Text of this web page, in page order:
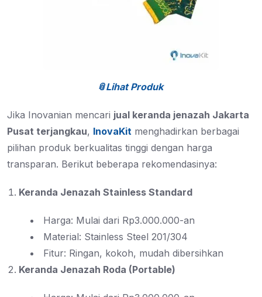
📎Lihat Produk
Jika Inovanian mencari jual keranda jenazah Jakarta
Pusat terjangkau, InovaKit menghadirkan berbagai
pilihan produk berkualitas tinggi dengan harga
transparan. Berikut beberapa rekomendasinya:
Keranda Jenazah Stainless Standard
Harga: Mulai dari Rp3.000.000-an
Material: Stainless Steel 201/304
Fitur: Ringan, kokoh, mudah dibersihkan
Keranda Jenazah Roda (Portable)